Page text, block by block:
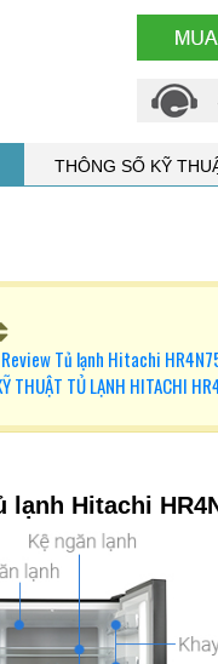
THÔNG SỐ KỸ
Tủ lạnh Hitachi
THUẬT TỦ LẠNH HITACHI
Hitachi